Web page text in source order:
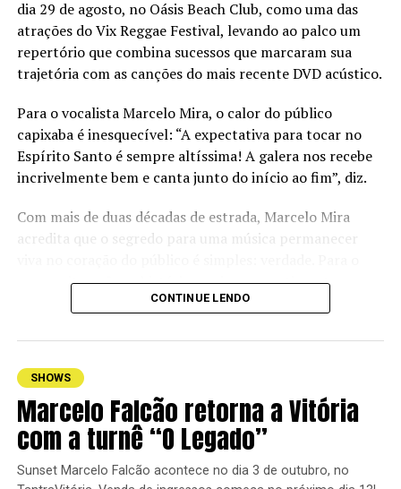
dia 29 de agosto, no Oásis Beach Club, como uma das
atrações do Vix Reggae Festival, levando ao palco um
repertório que combina sucessos que marcaram sua
trajetória com as canções do mais recente DVD acústico.
Para o vocalista Marcelo Mira, o calor do público
capixaba é inesquecível: “A expectativa para tocar no
Espírito Santo é sempre altíssima! A galera nos recebe
incrivelmente bem e canta junto do início ao fim”, diz.
Com mais de duas décadas de estrada, Marcelo Mira
acredita que o segredo para uma música permanecer
compositor, são as histórias reais e os sentimentos
sinceros que transformam uma canção em companhia
que ter verdade. É essa verdade na música que faz uma
conexão direta com quem está ouvindo e acaba se
identificando. No fim, a gente fala de sentimentos que
todo mundo, em algum momento, vai viver. É isso que
faz uma música atravessar gerações”, afirma.
Essa autenticidade está presente em praticamente todo
CONTINUE LENDO
SHOWS
Marcelo Falcão retorna a Vitória
com a turnê “O Legado”
Sunset Marcelo Falcão acontece no dia 3 de outubro, no